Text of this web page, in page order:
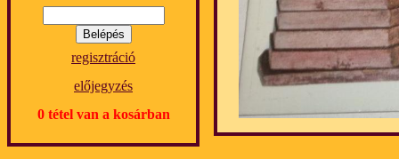
regisztráció
előjegyzés
0 tétel van a kosárban